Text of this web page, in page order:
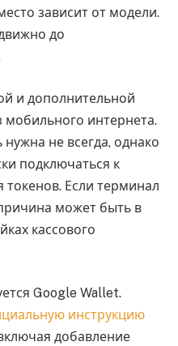
зависит от модели.
до
и дополнительной
мобильного интернета.
не всегда, однако
подключаться к
токенов. Если терминал
может быть в
кассового
Google Wallet.
инструкцию
добавление